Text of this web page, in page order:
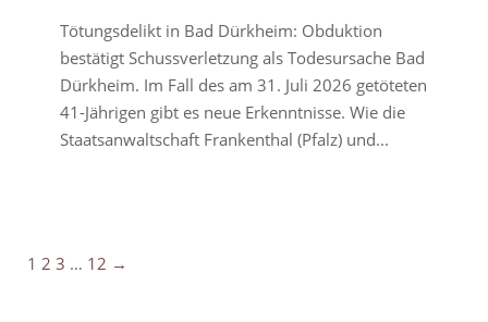
Tötungsdelikt in Bad Dürkheim: Obduktion
bestätigt Schussverletzung als Todesursache Bad
Dürkheim. Im Fall des am 31. Juli 2026 getöteten
41-Jährigen gibt es neue Erkenntnisse. Wie die
Staatsanwaltschaft Frankenthal (Pfalz) und...
1 2 3 … 12 →